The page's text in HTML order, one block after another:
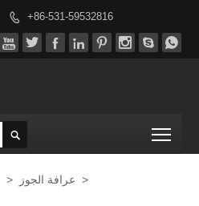
 +86-531-59532816
       

> عرافة الجوز >